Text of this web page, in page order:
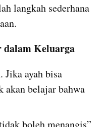
langkah sederhana
dalam Keluarga
Jika ayah bisa
akan belajar bahwa
boleh menangis”